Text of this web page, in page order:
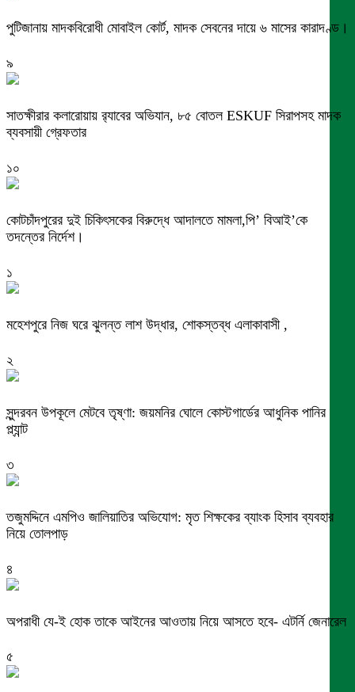
পুটিজানায় মাদকবিরোধী মোবাইল কোর্ট, মাদক সেবনের দায়ে ৬ মাসের কারাদণ্ড।
৯
সাতক্ষীরার কলারোয়ায় র‍্যাবের অভিযান, ৮৫ বোতল ESKUF সিরাপসহ মাদক
ব্যবসায়ী গ্রেফতার
১০
কোটচাঁদপুরের দুই চিকিৎসকের বিরুদ্ধে আদালতে মামলা,পি’ বিআই’কে
তদন্তের নির্দেশ।
১
মহেশপুরে নিজ ঘরে ঝুলন্ত লাশ উদ্ধার, শোকস্তব্ধ এলাকাবাসী ,
২
সুন্দরবন উপকূলে মেটবে তৃষ্ণা: জয়মনির ঘোলে কোস্টগার্ডের আধুনিক পানির
প্ল্যান্ট
৩
তজুমদ্দিনে এমপিও জালিয়াতির অভিযোগ: মৃত শিক্ষকের ব্যাংক হিসাব ব্যবহার
নিয়ে তোলপাড়
৪
অপরাধী যে-ই হোক তাকে আইনের আওতায় নিয়ে আসতে হবে- এটর্নি জেনারেল
৫